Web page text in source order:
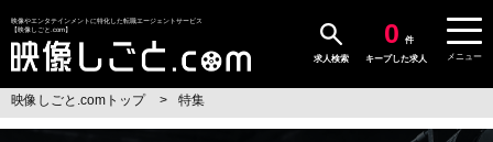
映像やエンタテインメントに特化した転職エージェントサービス
【映像しごと.com】
求人検索
0
件
キープした求人
メニュー
映像しごと.comトップ 特集